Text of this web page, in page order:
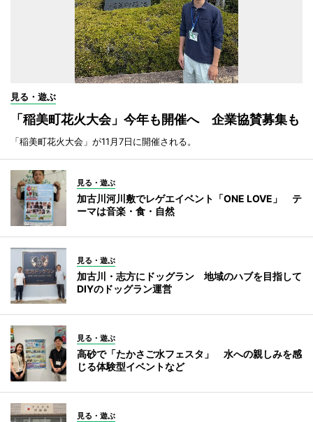
見る・遊ぶ
「稲美町花火大会」今年も開催へ 企業協賛募集も
「稲美町花火大会」が11月7日に開催される。
見る・遊ぶ
加古川河川敷でレゲエイベント「ONE LOVE」 テ
ーマは音楽・食・自然
見る・遊ぶ
加古川・志方にドッグラン 地域のハブを目指して
DIYのドッグラン運営
見る・遊ぶ
高砂で「たかさご水フェスタ」 水への親しみを感
じる体験型イベントなど
見る・遊ぶ